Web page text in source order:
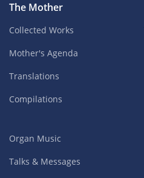
The Mother
Collected Works
Mother's Agenda
Translations
Compilations
Organ Music
Talks & Messages